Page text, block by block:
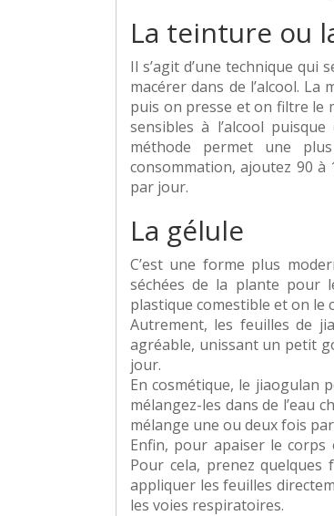
La teinture ou
Il s’agit d’une technique
macérer dans de l’alcool.
puis on presse et on filtre le
sensibles à l’alcool
méthode permet une
consommation, ajoutez 90
par jour.
La gélule
C’est une forme plus
séchées de la plante pour
plastique comestible et on le
Autrement, les feuilles de
agréable, unissant un petit
jour.
En cosmétique, le jiaogulan
mélangez-les dans de l’eau
mélange une ou deux fois
Enfin, pour apaiser le
Pour cela, prenez quelques
appliquer les feuilles
les voies respiratoires.